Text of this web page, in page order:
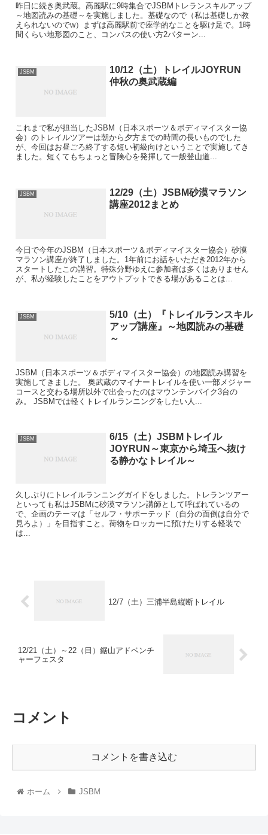
昨日に続き奥武蔵。高麗駅に9時集合でJSBMトレランスキルアップ
～地図読みの基礎～を実施しました。基礎なので（私は基礎しか教
えられないのでw）まずは高麗駅前で座学的なことを駆け足で。1時
間くらい地形図のこと、コンパスの使い方2パターン...
JSBM
10/12（土）トレイルJOYRUN
仲秋の奥武蔵編
これまで私が担当したJSBM（日本スポーツ＆ボディマイスター協
会）のトレイルツアーは朝から夕方までの時間の長いものでした
が、今回はお昼ごろ終了する短い初級向けということで実施してき
ました。短くてもちょっと冒険心を発揮して一般登山道...
JSBM
12/29（土）JSBM砂漠マラソン
講座2012まとめ
今日で今年のJSBM（日本スポーツ＆ボディマイスター協会）砂漠
マラソン講座が終了しました。1年前にお話をいただき2012年から
スタートしたこの講習。特殊分野ゆえに参加者は多くはありません
が、私が経験したことをアウトプットできる場があることは...
JSBM
5/10（土）『トレイルランスキル
アップ講座』～地図読みの基礎
～
JSBM（日本スポーツ＆ボディマイスター協会）の地図読み講習を
実施してきました。 奥武蔵のマイナートレイルを使い一部メジャー
コースと交わる場所以外で出会ったのはマウンテンバイク3台の
み。 JSBMでは軽くトレイルランニングをしたい人...
JSBM
6/15（土）JSBMトレイル
JOYRUN～東京から埼玉へ抜け
る静かなトレイル～
久しぶりにトレイルランニングガイドをしました。トレランツアー
といっても私はJSBMに砂漠マラソン講師として呼ばれているの
で、企画のテーマは「セルフ・サポーテッド（自分の面倒は自分で
見ろよ）」を目指すこと。荷物をロッカーに預けたりする軽装で
は...
12/7（土）三浦半島縦断トレイル
12/21（土）～22（日）鋸山アドベンチ
ャーフェスタ
コメント
コメントを書き込む
ホーム JSBM